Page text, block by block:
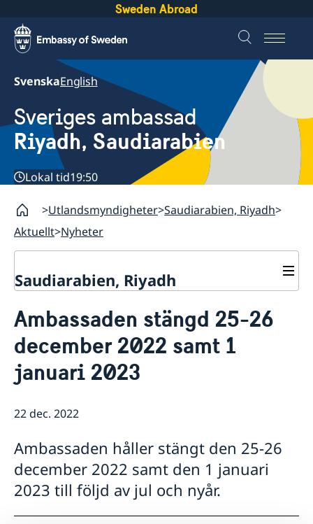
Sweden Abroad
SvenskaEnglish
Sveriges ambassad
Riyadh, Saudiarabien
Lokal tid19:50
Utlandsmyndigheter Saudiarabien, Riyadh
Aktuellt Nyheter
Saudiarabien, Riyadh
Om oss
Så stöttar vi svenska företag
Så kan du få stöd
Anmäl handelshinder
Aktuellt
Nyheter
Avgifter
Ambassaden stängd 25-26
december 2022 samt 1
januari 2023
22 dec. 2022
Ambassaden håller stängt den 25-26
december 2022 samt den 1 januari
2023 till följd av jul och nyår.